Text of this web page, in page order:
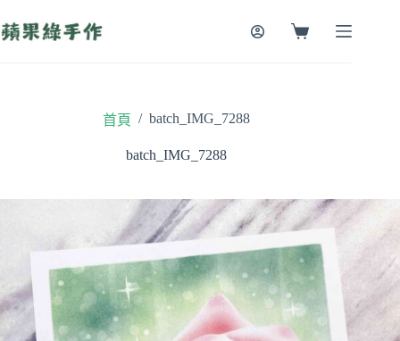
至
購
首頁 / batch_IMG_7288
batch_IMG_7288